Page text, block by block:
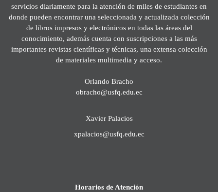
servicios diariamente para la atención de miles de estudiantes en
donde pueden encontrar una seleccionada y actualizada colección
de libros impresos y electrónicos en todas las áreas del
conocimiento, además cuenta con suscripciones a las más
importantes revistas científicas y técnicas, una extensa colección
de materiales multimedia y acceso.
Orlando Bracho
obracho@usfq.edu.ec
Xavier Palacios
xpalacios@usfq.edu.ec
Horarios de Atención